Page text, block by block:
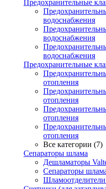
Предохранительные
водоснабжения
водоснабжения
водоснабжения
Предохранительные
отопления
отопления
отопления
отопления
Все категории (7)
Сепараторы шлама
Дешламаторы
Сепараторы